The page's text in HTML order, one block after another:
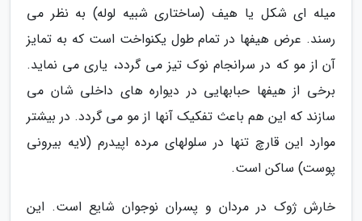
میله ای شکل یا هیف (ساختاری شبیه لوله) به نظر می
رسند. عرض هیفها در تمام طول یکنواخت است که به تمایز
آن از مو که در سرانجام نوک تیز می گردد، یاری می نماید.
برخی از هیفها حبابهایی در دیواره های داخلی شان می
سازند که این هم باعث تفکیک آنها از مو می گردد. در بیشتر
موارد این قارچ تنها در سلولهای مرده اپیدرم (لایه بیرونی
پوست) ساکن است.
خارش ژوک در مردان و پسران نوجوان شایع است. این